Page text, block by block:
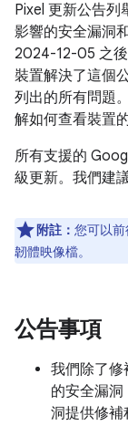
Pixel 更新公告列
影響的安全漏洞
2024-12-05 之
裝置解決了這個
列出的所有問題
解如何查看裝置
所有支援的
級更新。我們建
附註： 您可以前
韌體映像檔。
公告事項
我們除了修
的安全漏
洞提供修補